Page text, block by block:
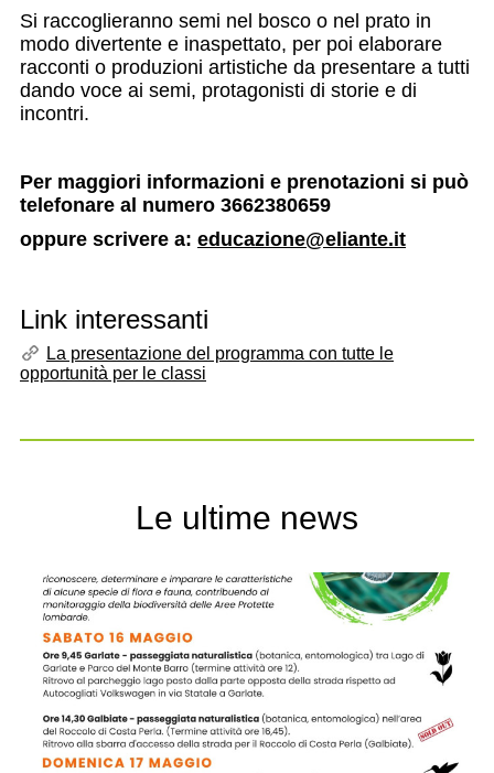
Si raccoglieranno semi nel bosco o nel prato in
modo divertente e inaspettato, per poi elaborare
racconti o produzioni artistiche da presentare a tutti
dando voce ai semi, protagonisti di storie e di
incontri.
Per maggiori informazioni e prenotazioni si può
telefonare al numero 3662380659
oppure scrivere a: educazione@eliante.it
Link interessanti
La presentazione del programma con tutte le
opportunità per le classi
Le ultime news